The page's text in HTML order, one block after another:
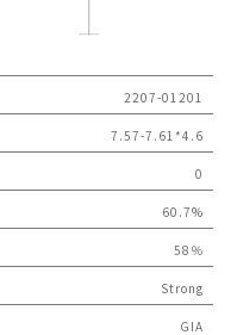
2207-01201
7.57-7.61*4.6
0
60.7%
58％
Strong
GIA